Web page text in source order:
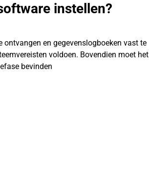
instellen?
ontvangen en gegevenslogboeken vast te
voldoen. Bovendien moet het
bevinden